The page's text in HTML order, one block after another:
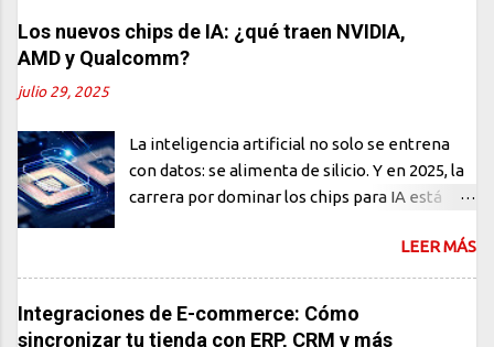
IA en el desarrollo de software y te
mostramos por qué los humanos siguen
artificial generativa ha generado una ola de
entusiasmo… y también de ansiedad. Frases
como "la IA ya escribe código mejor que tú" o
años" se han vuelto comunes en redes
sociales y foros técnicos. Pero, ¿qué tan cierto
es todo esto? La realidad es más matizada. Sí,
la IA puede generar código. Puede ayudar a
Los nuevos chips de IA: ¿qué traen NVIDIA,
AMD y Qualcomm?
julio 29, 2025
La inteligencia artificial no solo se entrena
con datos: se alimenta de silicio. Y en 2025, la
carrera por dominar los chips para IA está
Qualcomm presentan arquitecturas que no
solo prometen más velocidad, sino también
eficiencia energética, capacidad edge y, sobre
todo, soberanía tecnológica. Mientras el
LEER MÁS
Integraciones de E-commerce: Cómo
sincronizar tu tienda con ERP, CRM y más